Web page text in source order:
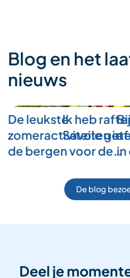
Blog en het
nieuws
De leukste
zomeractiviteiten in
de bergen voor de…
Ik heb
Savoie
in
De blog
Deel je